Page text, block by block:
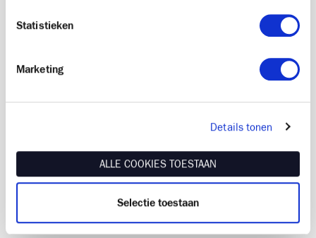
Statistieken
Marketing
Details tonen
ALLE COOKIES TOESTAAN
Selectie toestaan
kwam voort uit het feit dat hij in zijn vele werken
genres naast en door elkaar gebruikte. Naast zijn
grimmige maskerperiode was er ook een periode
mee in zijn schilderijen en sprak over ‘het licht’ als
de duinen, interieurs, portretten en de zee
schilderde, bevatten effecten waarbij het licht
bewust domineerde. In deze werken beschouwde hij